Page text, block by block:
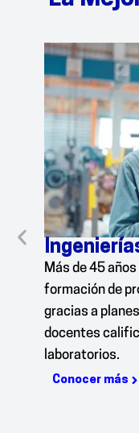
Más de 45
formación de
gracias a
docentes
laboratorios.
Conocer más